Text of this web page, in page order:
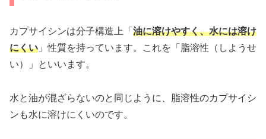
カプサイシンは分子構造上「 油に溶けやすく、水には溶け
にくい 」性質を持っています。これを「脂溶性（しようせ
い）」といいます。
水と油が混ざらないのと同じように、脂溶性のカプサイシ
ンも水に溶けにくいのです。